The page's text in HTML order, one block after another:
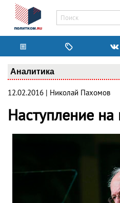
Аналитика
12.02.2016 | Николай Пахомов
Наступление